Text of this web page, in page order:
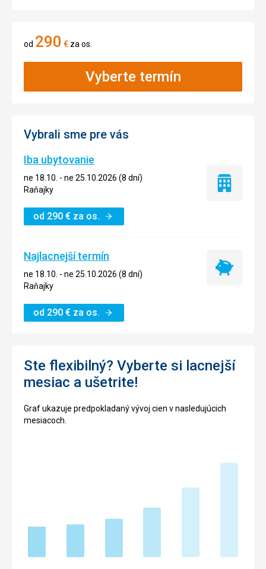
od 290 € za os.
Vyberte termín
Vybrali sme pre vás
Iba ubytovanie
ne 18.10. - ne 25.10.2026 (8 dní)
Raňajky
od 290 € za os.
Iba
Najlacnejší termín
ne 18.10. - ne 25.10.2026 (8 dní)
Raňajky
od 290 € za os.
Najlacnejší
Ste flexibilný? Vyberte si lacnejší
mesiac a ušetrite!
Graf ukazuje predpokladaný vývoj cien v nasledujúcich
mesiacoch.